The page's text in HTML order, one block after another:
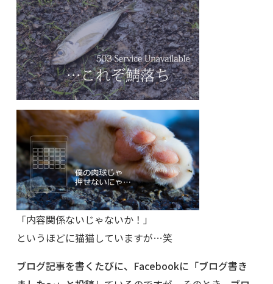
「内容関係ないじゃないか！」
というほどに猫猫していますが…笑
ブログ記事を書くたびに、Facebookに「ブログ書き